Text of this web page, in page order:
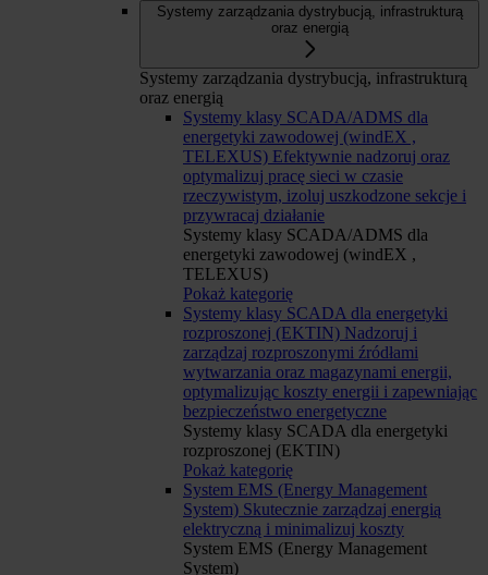
Systemy zarządzania dystrybucją, infrastrukturą
oraz energią
Systemy zarządzania dystrybucją, infrastrukturą
oraz energią
Systemy klasy SCADA/ADMS dla
energetyki zawodowej (windEX ,
TELEXUS) Efektywnie nadzoruj oraz
optymalizuj pracę sieci w czasie
rzeczywistym, izoluj uszkodzone sekcje i
przywracaj działanie
Systemy klasy SCADA/ADMS dla
energetyki zawodowej (windEX ,
TELEXUS)
Pokaż kategorię
Systemy klasy SCADA dla energetyki
rozproszonej (EKTIN) Nadzoruj i
zarządzaj rozproszonymi źródłami
wytwarzania oraz magazynami energii,
optymalizując koszty energii i zapewniając
bezpieczeństwo energetyczne
Systemy klasy SCADA dla energetyki
rozproszonej (EKTIN)
Pokaż kategorię
System EMS (Energy Management
System) Skutecznie zarządzaj energią
elektryczną i minimalizuj koszty
System EMS (Energy Management
System)